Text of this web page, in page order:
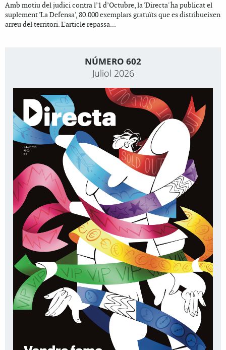
Amb motiu del judici contra l’1 d’Octubre, la 'Directa' ha publicat el
suplement 'La Defensa', 80.000 exemplars gratuïts que es distribueixen
arreu del territori. L'article repassa...
NÚMERO 602
Juliol 2026